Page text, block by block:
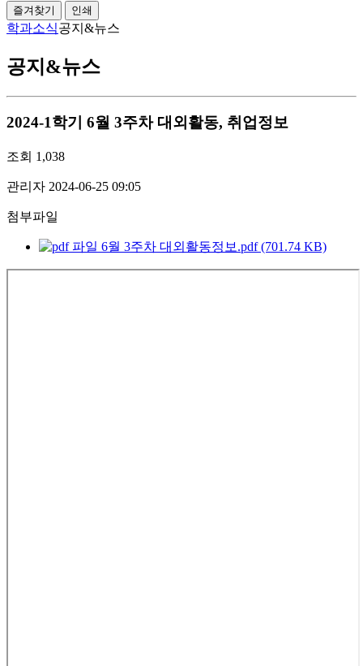
즐겨찾기 인쇄
학과소식공지&뉴스
공지&뉴스
2024-1학기 6월 3주차 대외활동, 취업정보
조회 1,038
관리자 2024-06-25 09:05
첨부파일
6월 3주차 대외활동정보.pdf (701.74 KB)